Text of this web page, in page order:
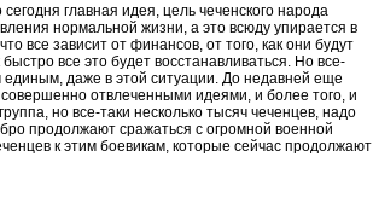
главная идея, цель чеченского народа
нормальной жизни, а это всюду упирается в
все зависит от финансов, от того, как они будут
все это будет восстанавливаться. Но все-
единым, даже в этой ситуации. До недавней еще
отвлеченными идеями, и более того, и
но все-таки несколько тысяч чеченцев, надо
продолжают сражаться с огромной военной
к этим боевикам, которые сейчас продолжают